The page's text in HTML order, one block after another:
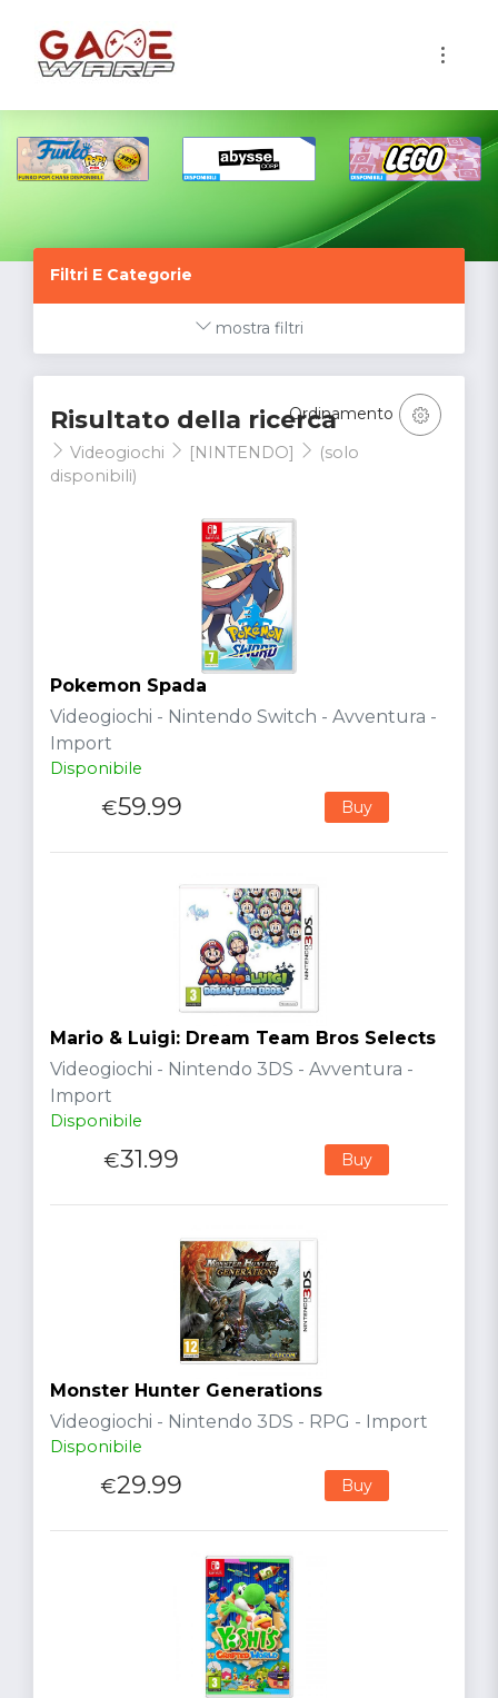
Filtri E Categorie
mostra filtri
Risultato della ricerca
Videogiochi [NINTENDO]
(solo
disponibili)
Ordinamento
Pokemon Spada
Videogiochi - Nintendo Switch - Avventura -
Import
Disponibile
€59.99 Buy
Mario & Luigi: Dream Team Bros Selects
Videogiochi - Nintendo 3DS - Avventura -
Import
Disponibile
€31.99 Buy
Monster Hunter Generations
Videogiochi - Nintendo 3DS - RPG - Import
Disponibile
€29.99 Buy